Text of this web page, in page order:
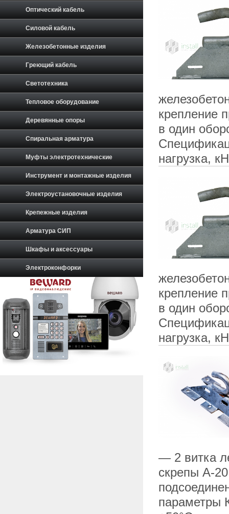
крепление
в один
нагрузка,
крепление
в один
нагрузка,
— 2 витка
скрепы А-
параметры
Оптический кабель
Силовой кабель
Железобетонные изделия
Греющий кабель
Светотехника
Тепловое оборудование
Деревянные опоры
Спиральная арматура
Муфты электротехнические
Инструмент и монтажные изделия
Электроустановочные изделия
Крепежные изделия
Арматура СИП
Шкафы и аксессуары
Электроконфорки